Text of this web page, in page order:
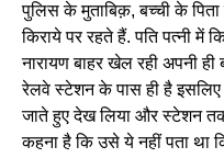
पुलिस के मुताबिक़, बच्ची के
किराये पर रहते हैं. पति पत्नी में
नारायण बाहर खेल रही अपनी
रेलवे स्टेशन के पास ही है
जाते हुए देख लिया और स्टेशन तक
कहना है कि उसे ये नहीं पता था